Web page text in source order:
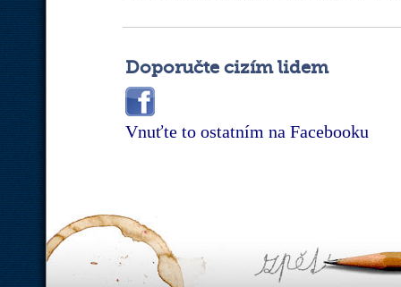
Doporučte cizím lidem
Vnuťte to ostatním na Facebooku